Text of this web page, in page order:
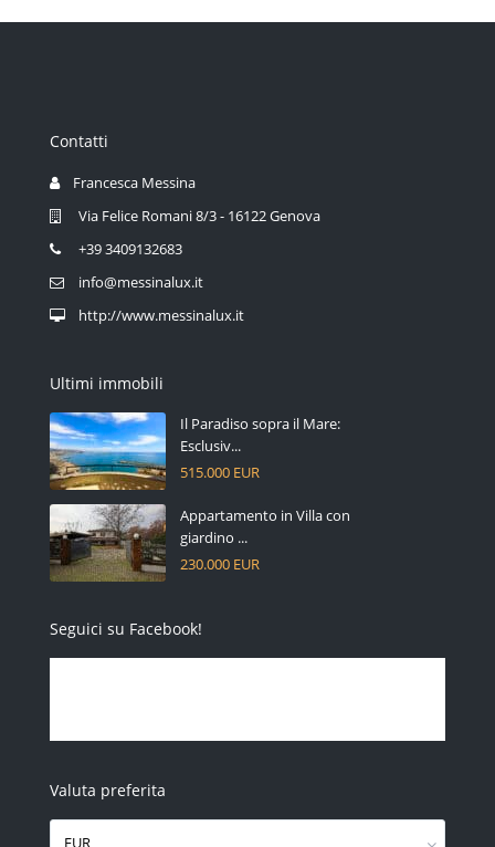
Contatti
Francesca Messina
Via Felice Romani 8/3 - 16122 Genova
+39 3409132683
info@messinalux.it
http://www.messinalux.it
Ultimi immobili
Il Paradiso sopra il Mare:
Esclusiv...
515.000 EUR
Appartamento in Villa con
giardino ...
230.000 EUR
Seguici su Facebook!
Valuta preferita
EUR